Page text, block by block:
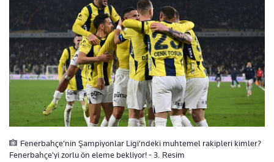
Fenerbahçe'nin Şampiyonlar Ligi'ndeki muhtemel rakipleri kimler?
Fenerbahçe'yi zorlu ön eleme bekliyor! - 3. Resim